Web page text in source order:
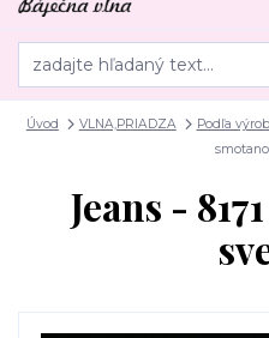
Úvod VLNA,PRIADZA Podľa
Jeans -